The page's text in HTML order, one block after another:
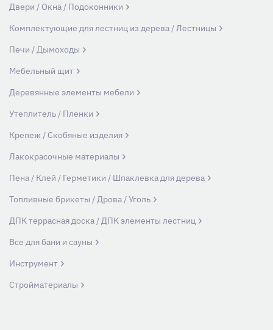
Двери / Окна / Подоконники
Комплектующие для лестниц из дерева / Лестницы
Печи / Дымоходы
Мебельный щит
Деревянные элементы мебели
Утеплитель / Пленки
Крепеж / Скобяные изделия
Лакокрасочные материалы
Пена / Клей / Герметики / Шпаклевка для дерева
Топливные брикеты / Дрова / Уголь
ДПК террасная доска / ДПК элементы лестниц
Все для бани и сауны
Инструмент
Стройматериалы